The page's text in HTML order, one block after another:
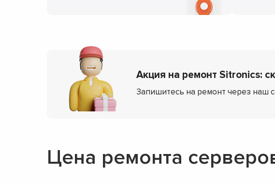
Акция на ремонт Sitronics:
Запишитесь на ремонт через наш
Цена ремонта